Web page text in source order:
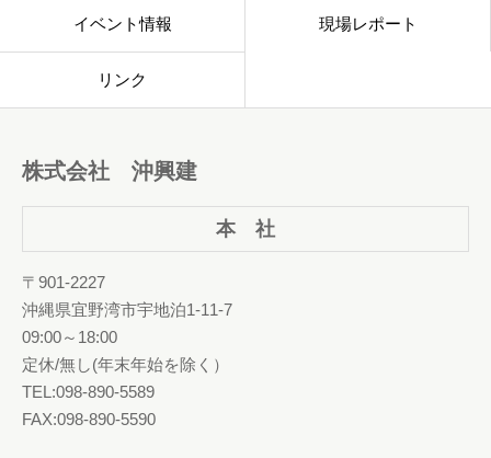
イベント情報 現場レポート
リンク
株式会社 沖興建
本 社
〒901-2227
沖縄県宜野湾市宇地泊1-11-7
09:00～18:00
定休/無し(年末年始を除く）
TEL:098-890-5589
FAX:098-890-5590